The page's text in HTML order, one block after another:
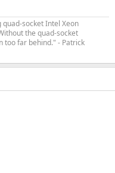
socket Intel Xeon
the quad-socket
too far behind." - Patrick